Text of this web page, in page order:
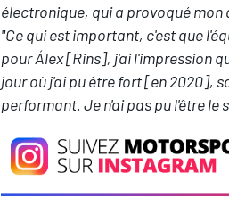
électronique, qui a provoqué mon
"Ce qui est important, c'est que
pour Álex [Rins], j'ai l'impression
jour où j'ai pu être fort [en 2020],
performant. Je n'ai pas pu l'être le